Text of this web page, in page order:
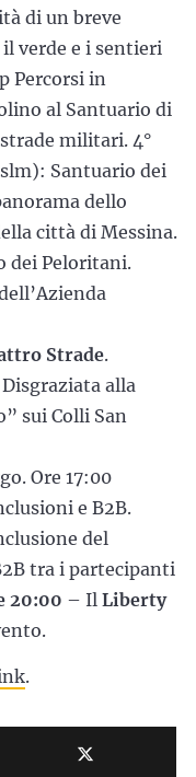
di un breve
verde e i sentieri
Percorsi in
al Santuario di
militari. 4°
Santuario dei
dello
città di Messina.
dei Peloritani.
Strade.
alla
sui Colli San
Ore 17:00
e B2B.
del
tra i partecipanti
20:00 – Il Liberty
.